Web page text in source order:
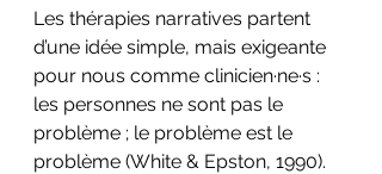
Les thérapies narratives partent
d’une idée simple, mais exigeante
pour nous comme clinicien·ne·s :
les personnes ne sont pas le
problème ; le problème est le
problème (White & Epston, 1990).